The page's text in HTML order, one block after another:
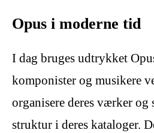
Opus i moderne tid
I dag bruges udtrykket
komponister og musikere
organisere deres værker og
struktur i deres kataloger.